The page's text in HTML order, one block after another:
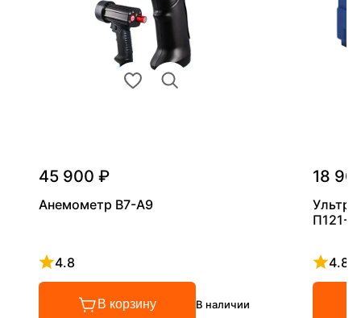
45 900 ₽
Анемометр В7-А9
4.8
Рейтинг 4.8 из 5
В корзину В наличии
18
П121-
4.8